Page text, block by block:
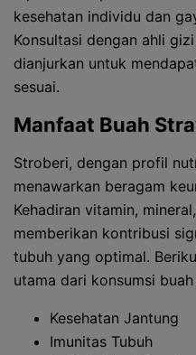
kesehatan individu dan
Konsultasi dengan ahli
dianjurkan untuk
sesuai.
Manfaat Buah
Stroberi, dengan profil
menawarkan beragam
Kehadiran vitamin,
memberikan kontribusi
tubuh yang optimal.
utama dari konsumsi
Kesehatan Jantung
Imunitas Tubuh